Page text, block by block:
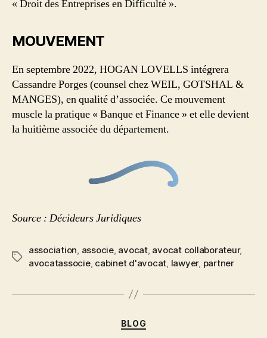
« Droit des Entreprises en Difficulté ».
MOUVEMENT
En septembre 2022, HOGAN LOVELLS intégrera
Cassandre Porges (counsel chez WEIL, GOTSHAL &
MANGES), en qualité d’associée. Ce mouvement
muscle la pratique « Banque et Finance » et elle devient
la huitième associée du département.
Source : Décideurs Juridiques
association, associe, avocat, avocat collaborateur,
avocatassocie, cabinet d'avocat, lawyer, partner
BLOG